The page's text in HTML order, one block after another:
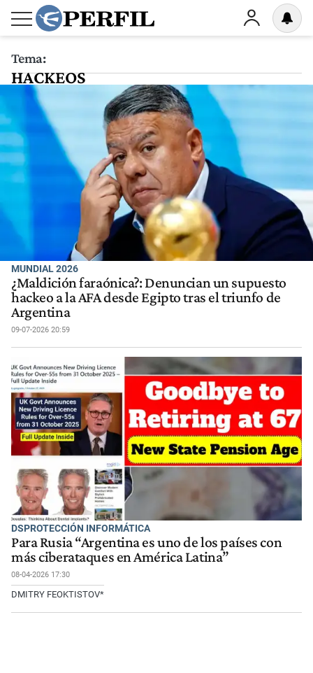
Tema:
HACKEOS
MUNDIAL 2026
¿Maldición faraónica?: Denuncian un supuesto
hackeo a la AFA desde Egipto tras el triunfo de
Argentina
09-07-2026 20:59
DSPROTECCIÓN INFORMÁTICA
Para Rusia “Argentina es uno de los países con
más ciberataques en América Latina”
08-04-2026 17:30
DMITRY FEOKTISTOV*